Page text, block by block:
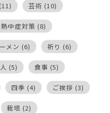
芸術 (10)
熱中症対策 (8)
メン (6) 祈り (6)
(5) 食事 (5)
四季 (4) ご挨拶 (3)
栽培 (2)